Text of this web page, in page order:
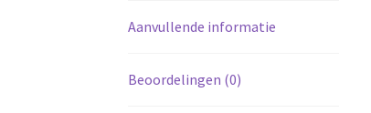
Aanvullende informatie
Beoordelingen (0)